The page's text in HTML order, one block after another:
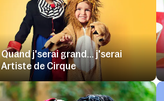
Quand j'serai grand... j'serai
Artiste de Cirque